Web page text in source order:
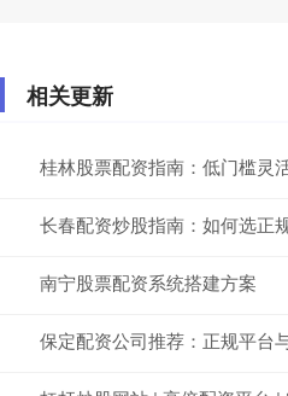
相关更新
桂林股票配资指南：低门槛灵
长春配资炒股指南：如何选正
南宁股票配资系统搭建方案
保定配资公司推荐：正规平台